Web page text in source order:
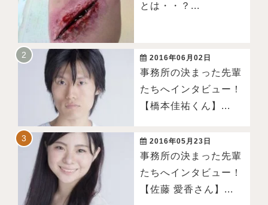
とは・・？...
2016年06月02日
事務所の決まった先輩
たちへインタビュー！
【橋本佳祐くん】...
2016年05月23日
事務所の決まった先輩
たちへインタビュー！
【佐藤 愛香さん】...